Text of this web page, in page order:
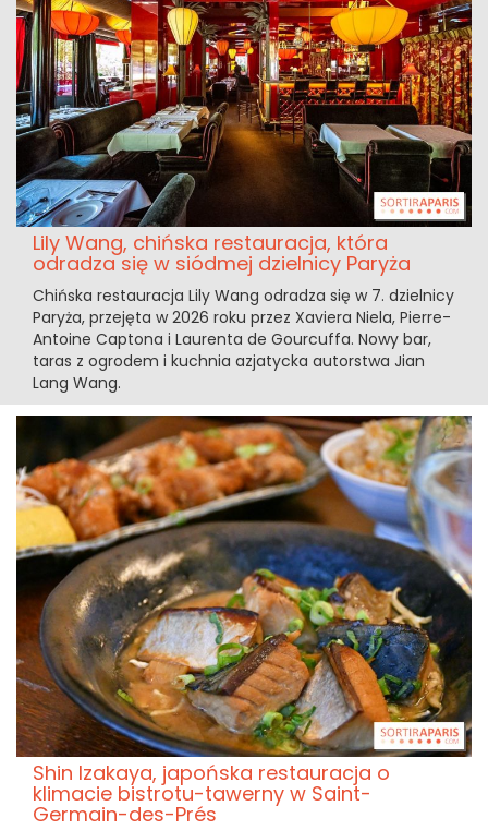
Lily Wang, chińska restauracja, która
odradza się w siódmej dzielnicy Paryża
Chińska restauracja Lily Wang odradza się w 7. dzielnicy
Paryża, przejęta w 2026 roku przez Xaviera Niela, Pierre-
Antoine Captona i Laurenta de Gourcuffa. Nowy bar,
taras z ogrodem i kuchnia azjatycka autorstwa Jian
Lang Wang.
Shin Izakaya, japońska restauracja o
klimacie bistrotu-tawerny w Saint-
Germain-des-Prés